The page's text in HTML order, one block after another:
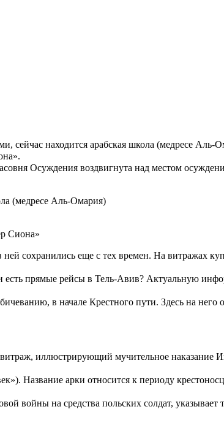
сейчас находится арабская школа (медресе
Осуждения воздвигнута над местом
(медресе Аль-Омария)
Сиона»
сохранились еще с тех времен. На витражах
есть прямые рейсы в Тель-Авив? Актуальную
в начале Крестного пути. Здесь на
иллюстрирующий мучительное наказание
Название арки относится к периоду
войны на средства польских солдат,